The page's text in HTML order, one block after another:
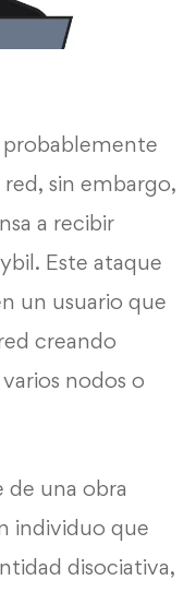
red, sin embargo,
a recibir
Este ataque
un usuario que
creando
nodos o
de una obra
individuo que
disociativa,